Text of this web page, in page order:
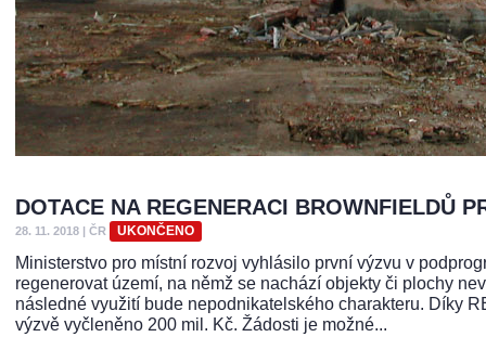
DOTACE NA REGENERACI BROWNFIELDŮ
28. 11. 2018 ČR UKONČENO
Ministerstvo pro místní rozvoj vyhlásilo první výzvu v
regenerovat území, na němž se nachází objekty či plochy
následné využití bude nepodnikatelského charakteru. Díky
výzvě vyčleněno 200 mil. Kč. Žádosti je možné...